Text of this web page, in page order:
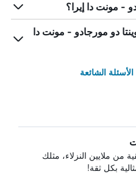
- مونت دا إيرا؟
دو مورجادو - مونت دا
الشائعة
من ملايين النزلاء، مثلك
بكل ثقة!